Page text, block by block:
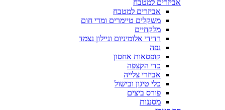
אביזרים למטבח
אביזרים למטבח
משקלים טיימרים ומדי חום
מלקחיים
רדידי אלומיניום וניילון נצמד
נפה
קופסאות אחסון
כדי הקצפה
אביזרי צלייה
כלי טיגון ובישול
פורס ביצים
מסננות